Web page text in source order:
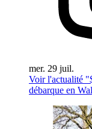
mer. 29 juil.
Voir l'actualité
débarque en